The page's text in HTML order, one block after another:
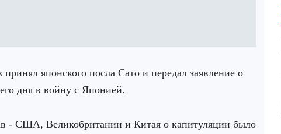
японского посла Сато и передал заявление о
дня в войну с Японией.
- США, Великобритании и Китая о капитуляции было